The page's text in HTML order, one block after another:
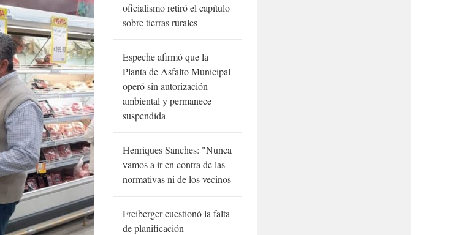
oficialismo retiró el capítulo
sobre tierras rurales
Espeche afirmó que la
Planta de Asfalto Municipal
operó sin autorización
ambiental y permanece
suspendida
Henriques Sanches: "Nunca
vamos a ir en contra de las
normativas ni de los vecinos
Freiberger cuestionó la falta
de planificación